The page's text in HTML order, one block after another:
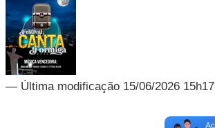
— Última modificação 15/06/2026 15h17